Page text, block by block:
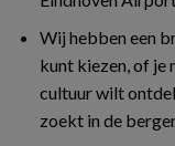
Wij hebben een
kunt kiezen, of je
cultuur wilt
zoekt in de